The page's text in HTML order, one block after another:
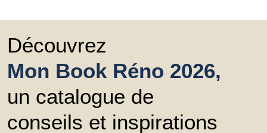
Découvrez
Mon Book Réno 2026,
un catalogue de
conseils et inspirations